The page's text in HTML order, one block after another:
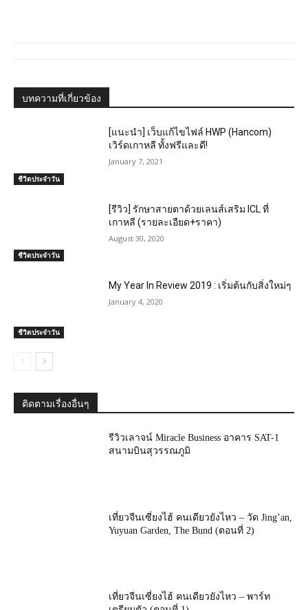
บทความที่เกี่ยวข้อง
ชีวิตประจำวัน
[แนะนำ] เว็บแก้ไขไฟล์ HWP (Hancom)
เวิร์ดเกาหลี ทั้งฟรีและดี!
January 7, 2021
ชีวิตประจำวัน
[รีวิว] รักษาสายตาด้วยเลนส์เสริม ICL ที่
เกาหลี (รายละเอียด+ราคา)
August 30, 2020
ชีวิตประจำวัน
My Year In Review 2019 : เริ่มต้นกับสิ่งใหม่ๆ
January 4, 2020
ติดตามเรื่องอื่นๆ
รีวิวเลาจน์ Miracle Business อาคาร SAT-1
สนามบินสุวรรณภูมิ
เที่ยวจีนเซี่ยงไฮ้ คนเดียวยังไหว – วัด Jing’an,
Yuyuan Garden, The Bund (ตอนที่ 2)
เที่ยวจีนเซี่ยงไฮ้ คนเดียวยังไหว – พาร์ท